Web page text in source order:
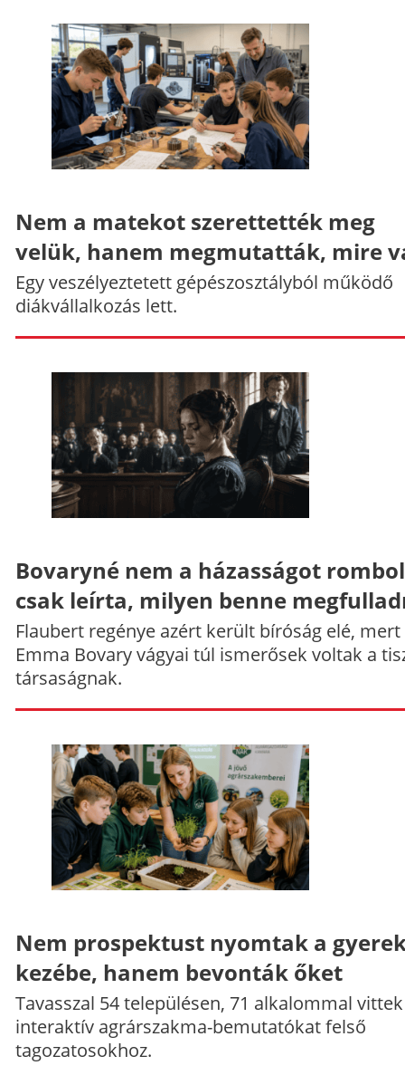
Nem a matekot szerettették meg
velük, hanem megmutatták, mire
Egy veszélyeztetett gépészosztályból működő
diákvállalkozás lett.
Bovaryné nem a házasságot
csak leírta, milyen benne
Flaubert regénye azért került bíróság elé, mert
Emma Bovary vágyai túl ismerősek voltak a
társaságnak.
Nem prospektust nyomtak a
kezébe, hanem bevonták őket
Tavasszal 54 településen, 71 alkalommal vittek
interaktív agrárszakma-bemutatókat felső
tagozatosokhoz.